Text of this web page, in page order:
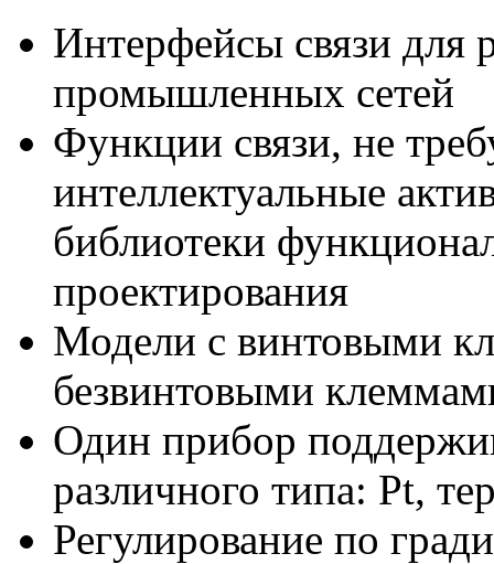
Интерфейсы связи для
промышленных сетей
Функции связи, не
интеллектуальные
библиотеки
проектирования
Модели с винтовыми
безвинтовыми
Один прибор
различного типа: Pt,
Регулирование по